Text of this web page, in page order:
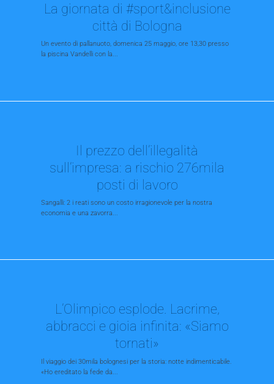
La giornata di #sport&inclusione
città di Bologna
Un evento di pallanuoto, domenica 25 maggio, ore 13,30 presso
la piscina Vandelli con la...
Il prezzo dell’illegalità
sull’impresa: a rischio 276mila
posti di lavoro
Sangalli: 2 i reati sono un costo irragionevole per la nostra
economia e una zavorra...
L’Olimpico esplode. Lacrime,
abbracci e gioia infinita: «Siamo
tornati»
Il viaggio dei 30mila bolognesi per la storia: notte indimenticabile.
«Ho ereditato la fede da...